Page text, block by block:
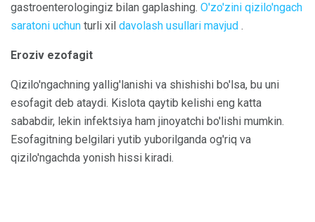
gastroenterologingiz bilan gaplashing. O'zo'zini qizilo'ngach
saratoni uchun turli xil davolash usullari mavjud .
Eroziv ezofagit
Qizilo'ngachning yallig'lanishi va shishishi bo'lsa, bu uni
esofagit deb ataydi. Kislota qaytib kelishi eng katta
sababdir, lekin infektsiya ham jinoyatchi bo'lishi mumkin.
Esofagitning belgilari yutib yuborilganda og'riq va
qizilo'ngachda yonish hissi kiradi.